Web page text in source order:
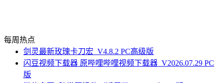
每周热点
剑灵最新玫瑰卡刀宏_V4.8.2 PC高级版
闪豆视频下载器 原哔哩哔哩视频下载器_V2026.07.29 PC
版